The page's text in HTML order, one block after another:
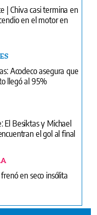
| Chiva casi termina en
en el motor en
Acodeco asegura que
llegó al 95%
El Besiktas y Michael
el gol al final
en seco insólita